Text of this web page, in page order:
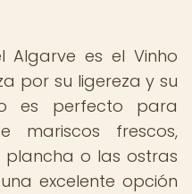
Algarve es el Vinho
por su ligereza y su
es perfecto para
mariscos frescos,
o las ostras
excelente opción